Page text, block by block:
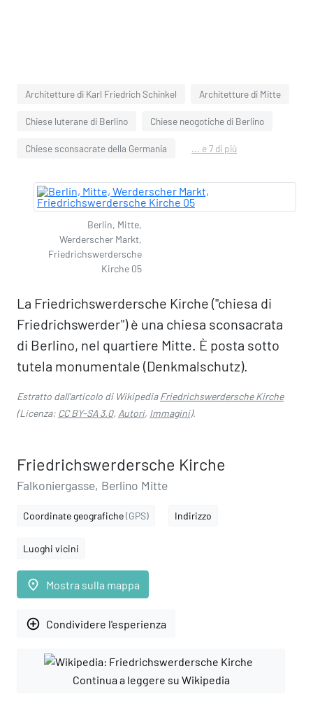
Architetture di Karl Friedrich Schinkel Architetture di Mitte
Chiese luterane di Berlino Chiese neogotiche di Berlino
Chiese sconsacrate della Germania ... e 7 di più
Berlin, Mitte,
Werderscher Markt,
Friedrichswerdersche
Kirche 05
La Friedrichswerdersche Kirche ("chiesa di
Friedrichswerder") è una chiesa sconsacrata
di Berlino, nel quartiere Mitte. È posta sotto
tutela monumentale (Denkmalschutz).
Estratto dall'articolo di WikipediaFriedrichswerdersche Kirche
(Licenza: CC BY-SA 3.0, Autori, Immagini).
Friedrichswerdersche Kirche
Falkoniergasse, Berlino Mitte
Coordinate geografiche(GPS) Indirizzo
Luoghi vicini
place Mostra sulla mappa
add_circle_outline Condividere l'esperienza
Continua a leggere su Wikipedia